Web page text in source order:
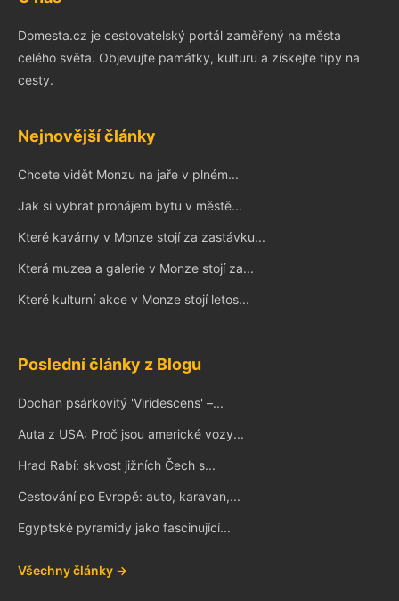
Domesta.cz je cestovatelský portál zaměřený na města
celého světa. Objevujte památky, kulturu a získejte tipy na
cesty.
Nejnovější články
Chcete vidět Monzu na jaře v plném...
Jak si vybrat pronájem bytu v městě...
Které kavárny v Monze stojí za zastávku...
Která muzea a galerie v Monze stojí za...
Které kulturní akce v Monze stojí letos...
Poslední články z Blogu
Dochan psárkovitý 'Viridescens' –...
Auta z USA: Proč jsou americké vozy...
Hrad Rabí: skvost jižních Čech s...
Cestování po Evropě: auto, karavan,...
Egyptské pyramidy jako fascinující...
Všechny články →